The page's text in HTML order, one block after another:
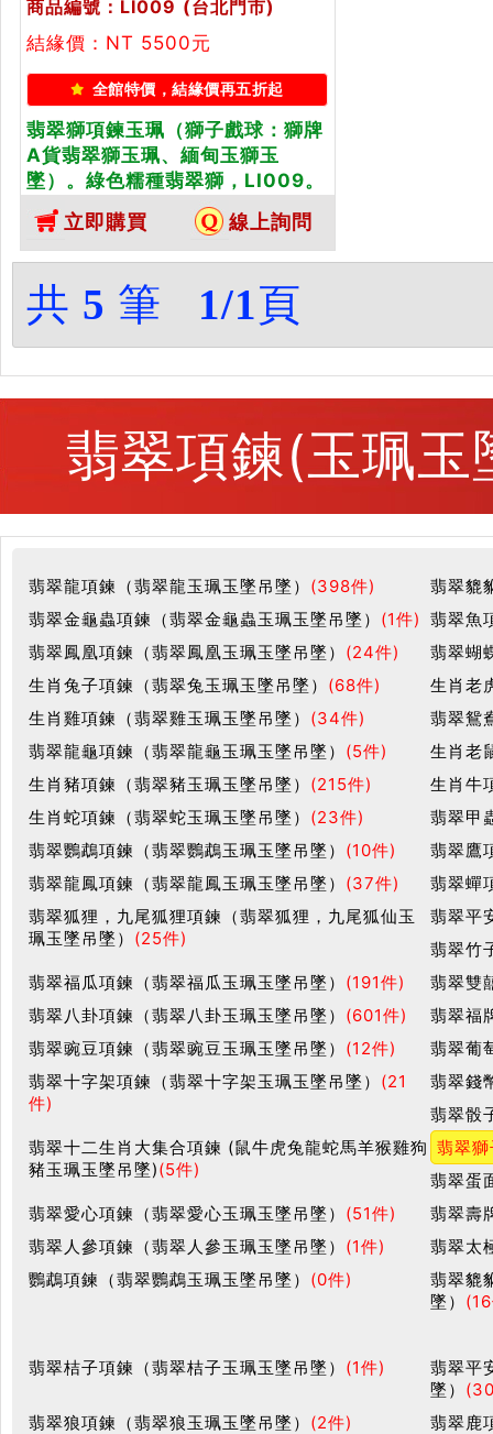
商品編號：LI009 (台北門市)
結緣價：NT 5500元
全館特價，結緣價再五折起
翡翠獅項鍊玉珮（獅子戲球：獅牌
A貨翡翠獅玉珮、緬甸玉獅玉
墜）。綠色糯種翡翠獅，LI009。
客製化訂做各種翡翠獅吊墜玉珮項
鍊。★附A貨翡翠雙證書
立即購買 線上詢問
共 5 筆 1/1頁
翡翠項鍊(玉珮
翡翠龍項鍊（翡翠龍玉珮玉墜吊墜） (398件)
翡翠貔
翡翠金龜蟲項鍊（翡翠金龜蟲玉珮玉墜吊墜） (1件) 翡翠魚
翡翠鳳凰項鍊（翡翠鳳凰玉珮玉墜吊墜） (24件)
翡翠蝴
生肖兔子項鍊（翡翠兔玉珮玉墜吊墜） (68件)
生肖老
生肖雞項鍊（翡翠雞玉珮玉墜吊墜） (34件)
翡翠鴛
翡翠龍龜項鍊（翡翠龍龜玉珮玉墜吊墜） (5件)
生肖老
生肖豬項鍊（翡翠豬玉珮玉墜吊墜） (215件)
生肖牛
生肖蛇項鍊（翡翠蛇玉珮玉墜吊墜） (23件)
翡翠甲
翡翠鸚鵡項鍊（翡翠鸚鵡玉珮玉墜吊墜） (10件)
翡翠鷹
翡翠龍鳳項鍊（翡翠龍鳳玉珮玉墜吊墜） (37件)
翡翠蟬
翡翠狐狸，九尾狐狸項鍊（翡翠狐狸，九尾狐仙玉
珮玉墜吊墜） (25件)
翡翠平
翡翠竹
翡翠福瓜項鍊（翡翠福瓜玉珮玉墜吊墜） (191件)
翡翠雙
翡翠八卦項鍊（翡翠八卦玉珮玉墜吊墜） (601件)
翡翠福
翡翠豌豆項鍊（翡翠豌豆玉珮玉墜吊墜） (12件)
翡翠葡
翡翠十字架項鍊（翡翠十字架玉珮玉墜吊墜） (21
件)
翡翠錢
翡翠骰
翡翠十二生肖大集合項鍊 (鼠牛虎兔龍蛇馬羊猴雞狗
豬玉珮玉墜吊墜)(5件)
翡翠
翡翠蛋
翡翠愛心項鍊（翡翠愛心玉珮玉墜吊墜） (51件)
翡翠壽
翡翠人參項鍊（翡翠人參玉珮玉墜吊墜） (1件)
翡翠太
鸚鵡項鍊（翡翠鸚鵡玉珮玉墜吊墜） (0件)
翡翠貔
墜）
翡翠桔子項鍊（翡翠桔子玉珮玉墜吊墜） (1件)
翡翠平
墜）
翡翠狼項鍊（翡翠狼玉珮玉墜吊墜） (2件)
翡翠鹿